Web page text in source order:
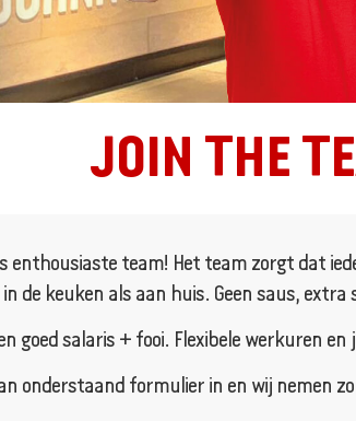
JOIN THE
enthousiaste team! Het team zorgt dat
de keuken als aan huis. Geen saus,
goed salaris + fooi. Flexibele werkuren
onderstaand formulier in en wij nemen